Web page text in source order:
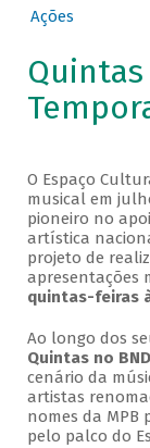
Ações
Quintas
O Espaço
musical em
pioneiro no
artística
projeto de
apresentações
quintas-feiras
Ao longo dos
Quintas no
cenário da
artistas
nomes da MPB
pelo palco do